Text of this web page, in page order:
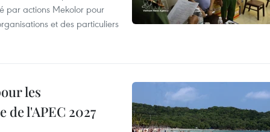
par actions Mekolor pour
et des particuliers
les
l'APEC 2027